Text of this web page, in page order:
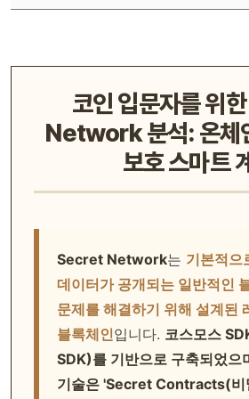
코인 입문자를 위
Network 분석: 온체
보호 스마트
Secret Network는 기본적으
데이터가 공개되는 일반적인
문제를 해결하기 위해 설계된
블록체인입니다. 코스모스
SDK)를 기반으로 구축되었으
기술은 'Secret Contracts(비